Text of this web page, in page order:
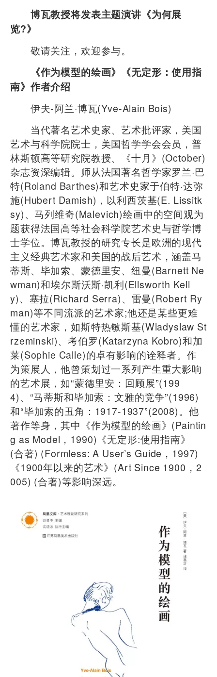
博瓦教授将发表主题演讲《为何展
览?》
敬请关注，欢迎参与。
《作为模型的绘画》《无定形：使用指
南》作者介绍
伊夫-阿兰·博瓦(Yve-Alain Bois)
当代著名艺术史家、艺术批评家，美国
艺术与科学院院士，美国哲学学会会员，普
林斯顿高等研究院教授、《十月》(October)
杂志资深编辑。师从法国著名哲学家罗兰·巴
特(Roland Barthes)和艺术史家于伯特·达弥
施(Hubert Damish)，以利西茨基(E. Lissitk
sy)、马列维奇(Malevich)绘画中的空间观为
题获得法国高等社会科学院艺术史与哲学博
士学位。博瓦教授的研究专长是欧洲的现代
主义经典艺术家和美国的战后艺术，涵盖马
蒂斯、毕加索、蒙德里安、纽曼(Barnett Ne
wman)和埃尔斯沃斯·凯利(Ellsworth Kell
y)、塞拉(Richard Serra)、雷曼(Robert Ry
man)等不同流派的艺术家;他还是某些更难
懂的艺术家，如斯特热敏斯基(Wladyslaw St
rzeminski)、考伯罗(Katarzyna Kobro)和加
莱(Sophie Calle)的卓有影响的诠释者。作
为策展人，他曾策划过一系列产生重大影响
的艺术展，如“蒙德里安：回顾展”(199
4)、“马蒂斯和毕加索：文雅的竞争”(1996)
和“毕加索的丑角：1917-1937”(2008)。他
著作等身，其中《作为模型的绘画》(Paintin
g as Model，1990)《无定形:使用指南》
(合著) (Formless: A User’s Guide，1997)
《1900年以来的艺术》(Art Since 1900，2
005) (合著)等影响深远。